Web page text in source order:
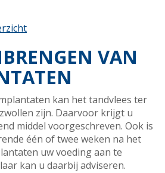
VAN
kan het tandvlees ter
zijn. Daarvoor krijgt u
middel voorgeschreven. Ook is
één of twee weken na het
uw voeding aan te
kan u daarbij adviseren.